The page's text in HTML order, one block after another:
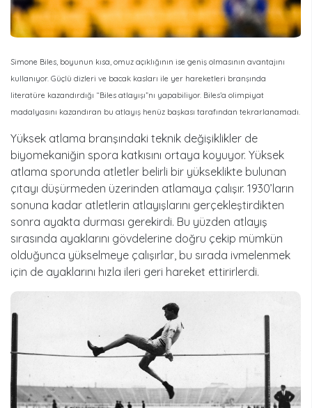
Simone Biles, boyunun kısa, omuz açıklığının ise geniş olmasının avantajını
kullanıyor. Güçlü dizleri ve bacak kasları ile yer hareketleri branşında
literatüre kazandırdığı “Biles atlayışı”nı yapabiliyor. Biles’a olimpiyat
madalyasını kazandıran bu atlayış henüz başkası tarafından tekrarlanamadı.
Yüksek atlama branşındaki teknik değişiklikler de
biyomekaniğin spora katkısını ortaya koyuyor. Yüksek
atlama sporunda atletler belirli bir yükseklikte bulunan
çıtayı düşürmeden üzerinden atlamaya çalışır. 1930’ların
sonuna kadar atletlerin atlayışlarını gerçekleştirdikten
sonra ayakta durması gerekirdi. Bu yüzden atlayış
sırasında ayaklarını gövdelerine doğru çekip mümkün
olduğunca yükselmeye çalışırlar, bu sırada ivmelenmek
için de ayaklarını hızla ileri geri hareket ettirirlerdi.